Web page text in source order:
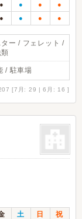
● ● ● ●
● ● ● ●
ー / フェレット /
/ 駐車場
[7月: 29 | 6月: 16 ]
土 日
祝